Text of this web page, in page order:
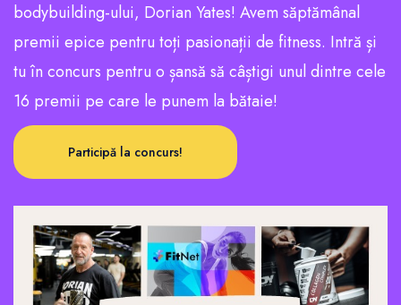
bodybuilding-ului, Dorian Yates! Avem săptămânal
premii epice pentru toți pasionații de fitness. Intră și
tu în concurs pentru o șansă să câștigi unul dintre cele
16 premii pe care le punem la bătaie!
Participă la concurs!